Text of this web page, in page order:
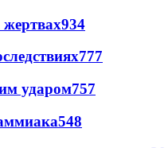
жертвах934
777
ударом757
548